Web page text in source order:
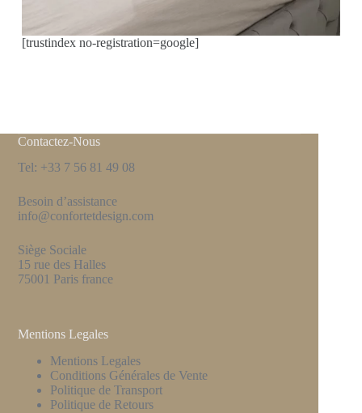
[trustindex no-registration=google]
Contactez-Nous
Tel: +33 7 56 81 49 08
Besoin d’assistance
info@confortetdesign.com
Siège Sociale
15 rue des Halles
75001 Paris france
Mentions Legales
Mentions Legales
Conditions Générales de Vente
Politique de Transport
Politique de Retours